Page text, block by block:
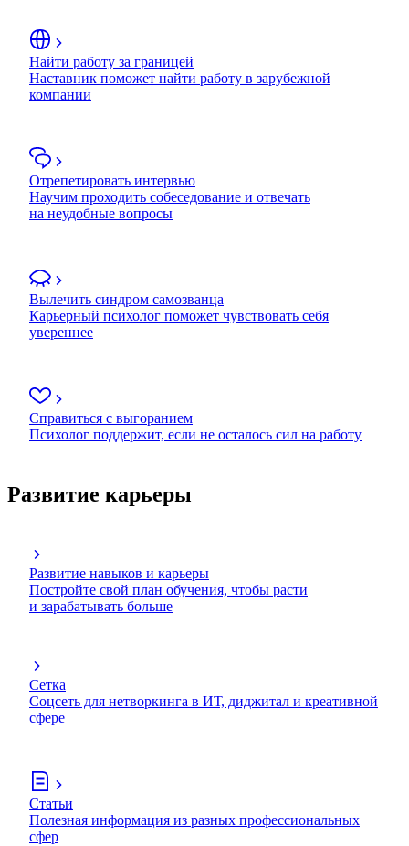
Найти работу за границей
Наставник поможет найти работу в зарубежной
компании
Отрепетировать интервью
Научим проходить собеседование и отвечать
на неудобные вопросы
Вылечить синдром самозванца
Карьерный психолог поможет чувствовать себя
увереннее
Справиться с выгоранием
Психолог поддержит, если не осталось сил на работу
Развитие карьеры
Развитие навыков и карьеры
Постройте свой план обучения, чтобы расти
и зарабатывать больше
Сетка
Соцсеть для нетворкинга в ИТ, диджитал и креативной
сфере
Статьи
Полезная информация из разных профессиональных
сфер